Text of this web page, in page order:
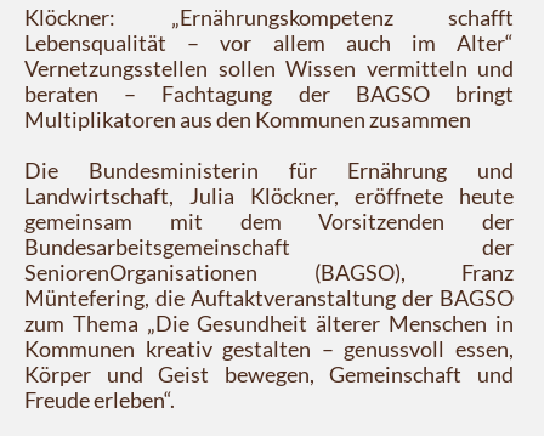
Klöckner: „Ernährungskompetenz schafft
Lebensqualität – vor allem auch im Alter“
Vernetzungsstellen sollen Wissen vermitteln und
beraten – Fachtagung der BAGSO bringt
Multiplikatoren aus den Kommunen zusammen
Die Bundesministerin für Ernährung und
Landwirtschaft, Julia Klöckner, eröffnete heute
gemeinsam mit dem Vorsitzenden der
Bundesarbeitsgemeinschaft der
SeniorenOrganisationen (BAGSO), Franz
Müntefering, die Auftaktveranstaltung der BAGSO
zum Thema „Die Gesundheit älterer Menschen in
Kommunen kreativ gestalten – genussvoll essen,
Körper und Geist bewegen, Gemeinschaft und
Freude erleben“.